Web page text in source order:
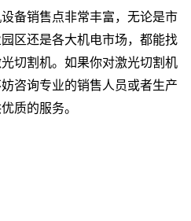
设备销售点非常丰富，无论是市
区还是各大机电市场，都能找
切割机。如果你对激光切割机
咨询专业的销售人员或者生产
质的服务。